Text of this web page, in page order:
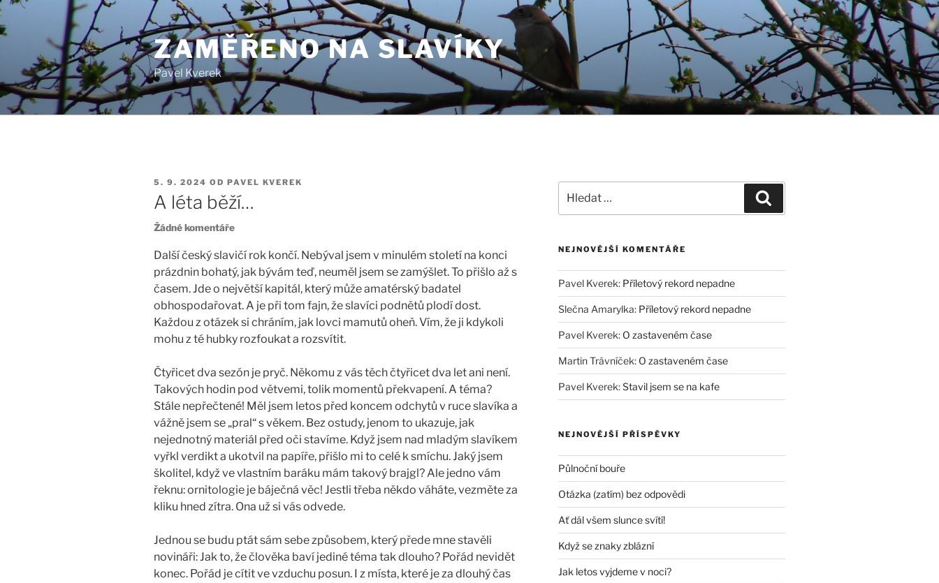
Přejít
k
obsahu
ZAMĚŘENO NA SLAVÍKY
Pavel Kverek
PUBLIKOVÁNO
5. 9. 2024 OD PAVEL KVEREK
A léta běží…
Žádné komentářeu
s
názvem
A
léta
běží…
Další český slavičí rok končí. Nebýval jsem v minulém století na konci
prázdnin bohatý, jak bývám teď, neuměl jsem se zamýšlet. To přišlo až s
časem. Jde o největší kapitál, který může amatérský badatel
obhospodařovat. A je při tom fajn, že slavíci podnětů plodí dost.
Každou z otázek si chráním, jak lovci mamutů oheň. Vím, že ji kdykoli
mohu z té hubky rozfoukat a rozsvítit.
Čtyřicet dva sezón je pryč. Někomu z vás těch čtyřicet dva let ani není.
Takových hodin pod větvemi, tolik momentů překvapení. A téma?
Stále nepřečtené! Měl jsem letos před koncem odchytů v ruce slavíka a
vážně jsem se „pral“ s věkem. Bez ostudy, jenom to ukazuje, jak
nejednotný materiál před oči stavíme. Když jsem nad mladým slavíkem
vyřkl verdikt a ukotvil na papíře, přišlo mi to celé k smíchu. Jaký jsem
školitel, když ve vlastním baráku mám takový brajgl? Ale jedno vám
řeknu: ornitologie je báječná věc! Jestli třeba někdo váháte, vezměte za
kliku hned zítra. Ona už si vás odvede.
Jednou se budu ptát sám sebe způsobem, který přede mne stavěli
novináři: Jak to, že člověka baví jediné téma tak dlouho? Pořád nevidět
konec. Pořád je cítit ve vzduchu posun. I z místa, které je za dlouhý čas
NEJNOVĚJŠÍ KOMENTÁŘE
Pavel Kverek: Příletový rekord nepadne
Slečna Amarylka: Příletový rekord nepadne
Pavel Kverek: O zastaveném čase
Martin Trávníček: O zastaveném čase
Pavel Kverek:Stavil jsem se na kafe
NEJNOVĚJŠÍ PŘÍSPĚVKY
Půlnoční bouře
Otázka (zatím) bez odpovědi
Ať dál všem slunce svítí!
Když se znaky zblázní
Jak letos vyjdeme v noci?